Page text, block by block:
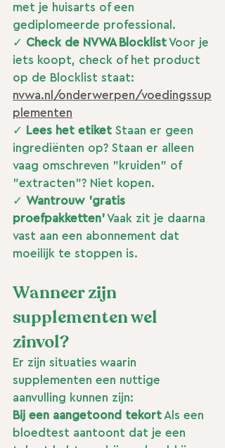
met je huisarts of een
gediplomeerde professional.
✓ Check de NVWA Blocklist Voor je
iets koopt, check of het product
op de Blocklist staat:
nvwa.nl/onderwerpen/voedingssup
plementen
✓ Lees het etiket Staan er geen
ingrediënten op? Staan er alleen
vaag omschreven "kruiden" of
"extracten"? Niet kopen.
✓ Wantrouw 'gratis
proefpakketten' Vaak zit je daarna
vast aan een abonnement dat
moeilijk te stoppen is.
Wanneer zijn
supplementen wel
zinvol?
Er zijn situaties waarin
supplementen een nuttige
aanvulling kunnen zijn:
Bij een aangetoond tekort Als een
bloedtest aantoont dat je een